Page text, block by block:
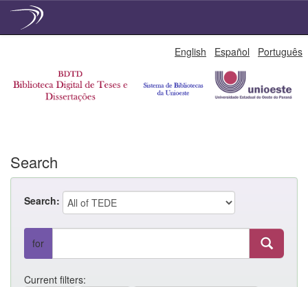
English Español Português
Search
Search:
for
Current filters: